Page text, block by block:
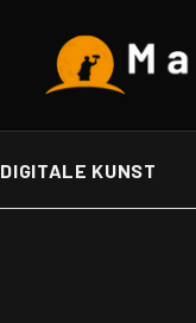
DIGITALE KUNST